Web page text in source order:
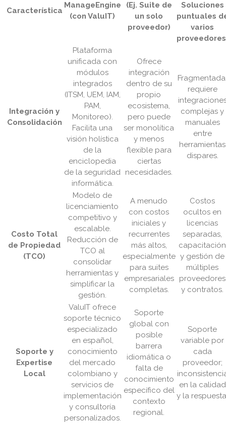
Característica
ManageEngine
(con ValuIT)
(Ej. Suite de
un solo
proveedor)
Soluciones
puntuales
varios
Integración y
Consolidación
Plataforma
unificada con
módulos
integrados
(ITSM, UEM, IAM,
PAM,
Monitoreo).
Facilita una
visión holística
de la
enciclopedia
de la seguridad
informática.
Ofrece
integración
dentro de su
propio
ecosistema,
pero puede
ser monolítica
y menos
flexible para
ciertas
necesidades.
requiere
complejas y
manuales
entre
herramientas
dispares.
Costo Total
de Propiedad
(TCO)
Modelo de
licenciamiento
competitivo y
escalable.
Reducción de
TCO al
consolidar
herramientas y
simplificar la
gestión.
A menudo
con costos
iniciales y
recurrentes
más altos,
especialmente
para suites
empresariales
completas.
Costos
ocultos en
licencias
separadas,
capacitación
y gestión de
múltiples
proveedores
y contratos.
Soporte y
Expertise
Local
ValuIT ofrece
soporte técnico
especializado
en español,
conocimiento
del mercado
colombiano y
servicios de
implementación
y consultoría
personalizados.
Soporte
global con
posible
barrera
idiomática o
falta de
conocimiento
específico del
contexto
regional.
Soporte
variable por
cada
proveedor;
en la calidad
y la